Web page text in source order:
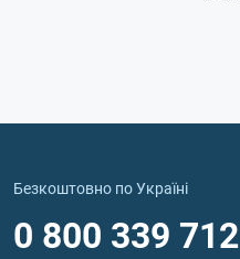
Безкоштовно по Україні
0 800 339 712